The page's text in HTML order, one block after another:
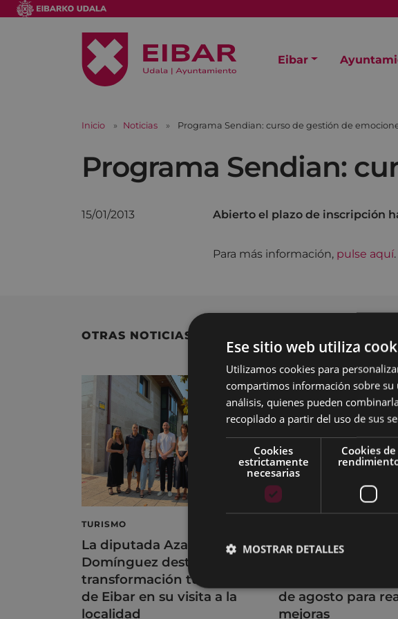
Eibar
Inicio Noticias Programa Sendian: curso de gestión de
Programa Sendian:
15/01/2013 Abierto el plazo de inscripción
Para más información, pulse aquí.
OTRAS NOTICIAS
TURISMO
La diputada Azahara
Domínguez destaca la
transformación turística
de Eibar en su visita a la
localidad
Eibar adapta los
de agosto para
mejoras
Ese sitio web utiliza
Utilizamos cookies para
compartimos información sobre
análisis, quienes pueden
recopilado a partir del uso de sus
Cookies
estrictamente
necesarias
Cookies de
MOSTRAR DETALLES